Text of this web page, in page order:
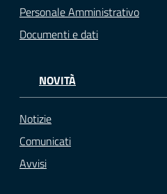
Personale Amministrativo
Documenti e dati
NOVITÀ
Notizie
Comunicati
Avvisi